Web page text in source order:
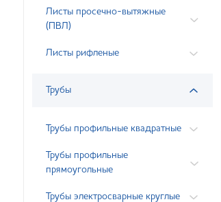
Листы просечно-вытяжные
(ПВЛ)
Листы рифленые
Трубы
Трубы профильные квадратные
Трубы профильные
прямоугольные
Трубы электросварные круглые